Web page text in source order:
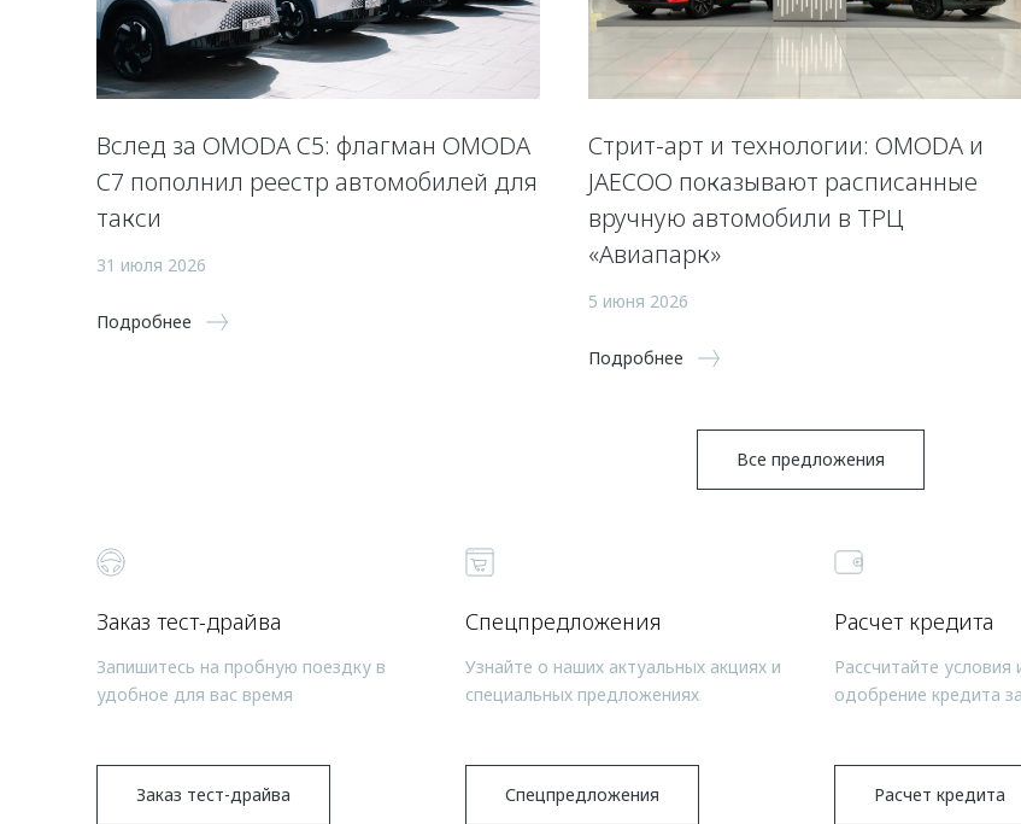
Вслед за OMODA C5: флагман OMODA
C7 пополнил реестр автомобилей для
такси
31 июля 2026
Подробнее
Стрит-арт и технологии: OMODA и
JAECOO показывают расписанные
вручную автомобили в ТРЦ
«Авиапарк»
5 июня 2026
Подробнее
Все предложения
Заказ тест-драйва
Запишитесь на пробную поездку в
удобное для вас время
Заказ тест-драйва
Спецпредложения
Узнайте о наших актуальных акциях и
специальных предложениях
Спецпредложения
Расчет кредита
Рассчитайте условия
одобрение кредита
Расчет кредита